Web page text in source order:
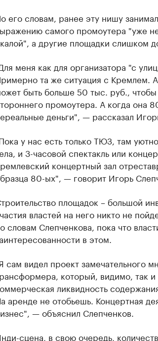
его словам, ранее эту нишу
самого промоутера "уже
а другие площадки слишком
меня как для организатора "с
та же ситуация с Кремлем.
быть больше 50 тыс. руб., чтобы
промоутера. А когда она
деньги", — рассказал
у нас есть только ТЮЗ, там
и 3-часовой спектакль или
концертный зал
80-ых", — говорит Игорь
площадок – большой
властей на него никто не
словам Слепченкова, пока что
в этом.
сам видел проект замечательного
который, видимо, так и
ликвидность
аренде не отобьешь. Концертная
— объяснил Слепченков.
сцена, в свою очередь,